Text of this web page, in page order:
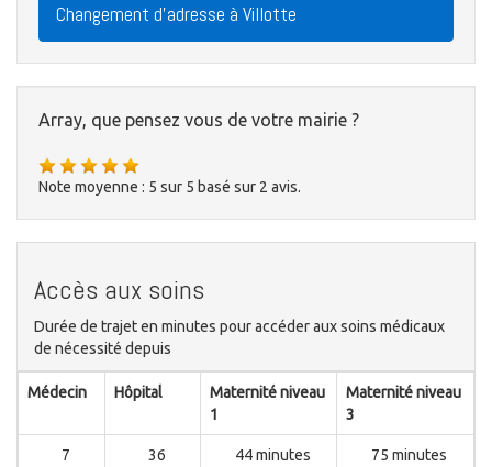
Changement d'adresse à Villotte
Array, que pensez vous de votre mairie ?
Note moyenne : 5 sur 5 basé sur 2 avis.
Accès aux soins
Durée de trajet en minutes pour accéder aux soins médicaux
de nécessité depuis
Médecin Hôpital
Maternité niveau
1
Maternité niveau
3
7
36
44 minutes 75 minutes